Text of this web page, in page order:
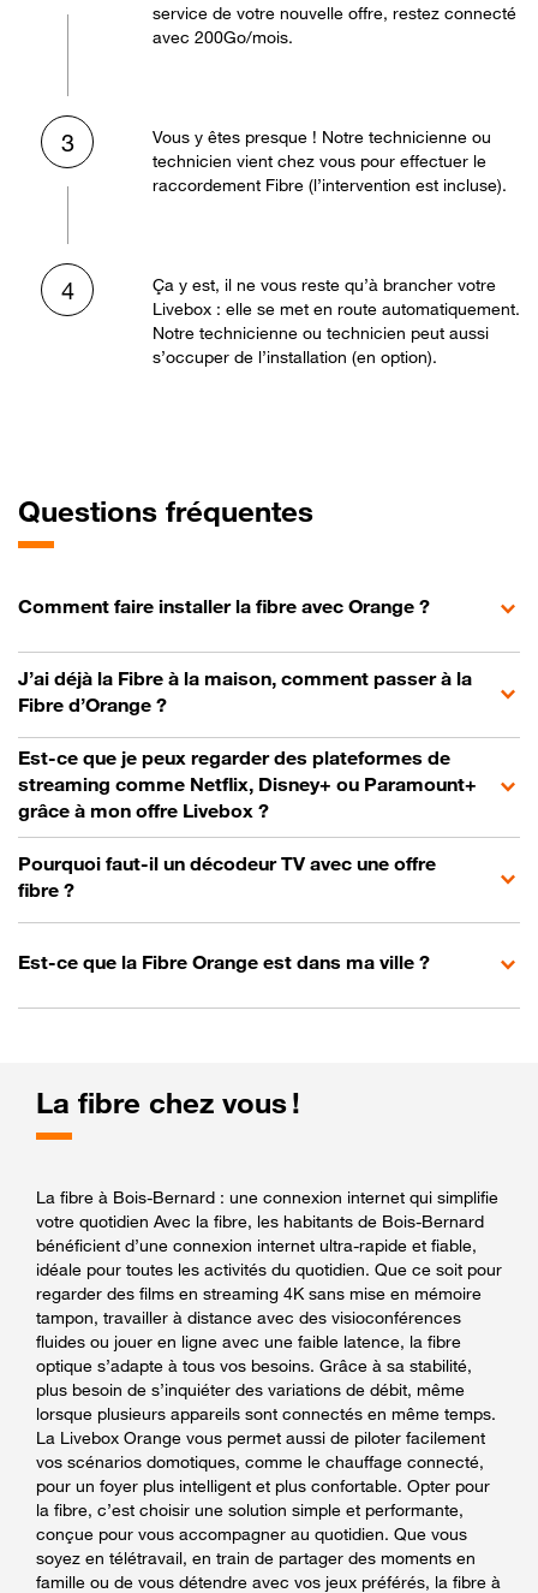
service de votre nouvelle offre, restez connecté
avec 200Go/mois.
3
Vous y êtes presque ! Notre technicienne ou
technicien vient chez vous pour effectuer le
raccordement Fibre (l’intervention est incluse).
4
Ça y est, il ne vous reste qu’à brancher votre
Livebox : elle se met en route automatiquement.
Notre technicienne ou technicien peut aussi
s’occuper de l’installation (en option).
Questions fréquentes
Comment faire installer la fibre avec Orange ?
J’ai déjà la Fibre à la maison, comment passer à la
Fibre d’Orange ?
Est-ce que je peux regarder des plateformes de
streaming comme Netflix, Disney+ ou Paramount+
grâce à mon offre Livebox ?
Pourquoi faut-il un décodeur TV avec une offre
fibre ?
Est-ce que la Fibre Orange est dans ma ville ?
La fibre chez vous !
La fibre à Bois-Bernard : une connexion internet qui simplifie
votre quotidien Avec la fibre, les habitants de Bois-Bernard
bénéficient d’une connexion internet ultra-rapide et fiable,
idéale pour toutes les activités du quotidien. Que ce soit pour
regarder des films en streaming 4K sans mise en mémoire
tampon, travailler à distance avec des visioconférences
fluides ou jouer en ligne avec une faible latence, la fibre
optique s’adapte à tous vos besoins. Grâce à sa stabilité,
plus besoin de s’inquiéter des variations de débit, même
lorsque plusieurs appareils sont connectés en même temps.
La Livebox Orange vous permet aussi de piloter facilement
vos scénarios domotiques, comme le chauffage connecté,
pour un foyer plus intelligent et plus confortable. Opter pour
la fibre, c’est choisir une solution simple et performante,
conçue pour vous accompagner au quotidien. Que vous
soyez en télétravail, en train de partager des moments en
famille ou de vous détendre avec vos jeux préférés, la fibre à